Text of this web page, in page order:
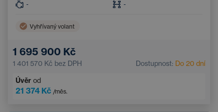
- -
Vyhřívaný volant
1 695 900 Kč
1 401 570 Kč bez DPH Dostupnost: Do 20 dní
Úvěr od
21 374 Kč /měs.